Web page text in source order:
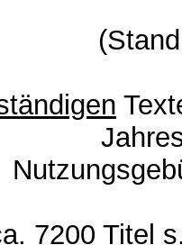
7200 Titel